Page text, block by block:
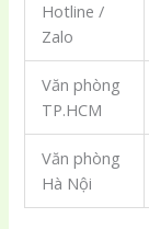
Hotline /
Zalo
Văn phòng
TP.HCM
Văn phòng
Hà Nội